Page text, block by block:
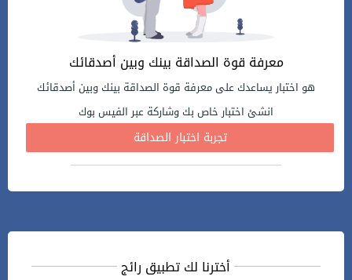
معرفة قوة الصداقة بينك وبين أصدقائك
هو اختبار يساعدك على معرفة قوة الصداقة بينك وبين أصدقائك
انشئ اختبار خاص بك وشاركة عبر الفيس بوك
تجربة اختبار الصداقة
أخترنا لك تطبيق رائج